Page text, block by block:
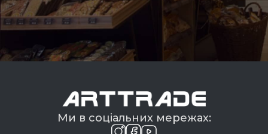
Ми в соціальних мережах: